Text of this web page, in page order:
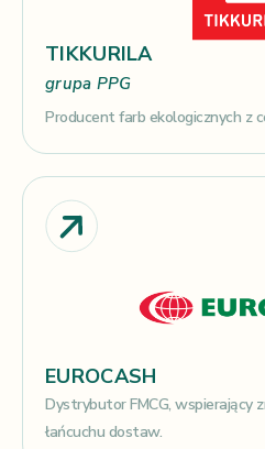
TIKKURILA
grupa PPG
Producent farb ekologicznych z
EUROCASH
Dystrybutor FMCG, wspierający
łańcuchu dostaw.